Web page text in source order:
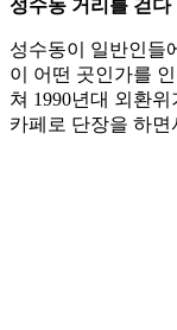
성수동 거리를 걷다
성수동이 일반인들
이 어떤 곳인가를
쳐 1990년대 외환
카페로 단장을 하